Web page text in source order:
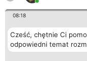
08:18
Cześć, chętnie Ci
odpowiedni temat